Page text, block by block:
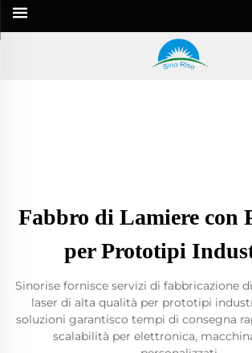
Fabbro di Lamiere con
per Prototipi
Sinorise fornisce servizi di fabbricazione
laser di alta qualità per prototipi
soluzioni garantisco tempi di consegna
scalabilità per elettronica,